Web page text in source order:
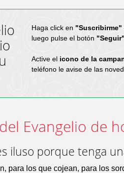
Haga click en "Suscribirme"
luego pulse el botón "Seguir"
Active el icono de la
teléfono le avise de las
Evangelio de
iluso porque tenga
para los que cojean, para los